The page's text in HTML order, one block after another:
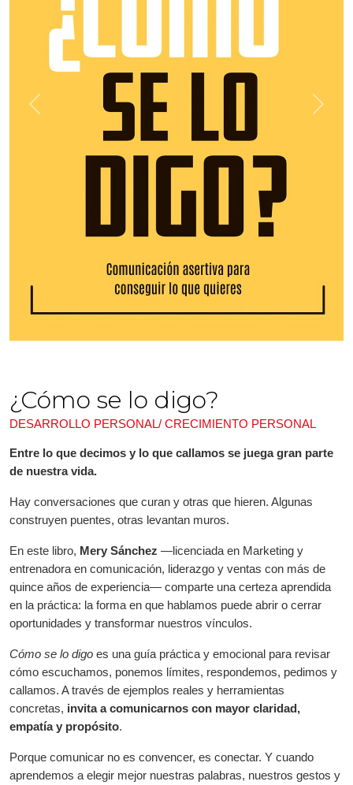
Previous Next
¿Cómo se lo digo?
DESARROLLO PERSONAL/ CRECIMIENTO PERSONAL
Entre lo que decimos y lo que callamos se juega gran parte
de nuestra vida.
Hay conversaciones que curan y otras que hieren. Algunas
construyen puentes, otras levantan muros.
En este libro, Mery Sánchez —licenciada en Marketing y
entrenadora en comunicación, liderazgo y ventas con más de
quince años de experiencia— comparte una certeza aprendida
en la práctica: la forma en que hablamos puede abrir o cerrar
oportunidades y transformar nuestros vínculos.
Cómo se lo digo es una guía práctica y emocional para revisar
cómo escuchamos, ponemos límites, respondemos, pedimos y
callamos. A través de ejemplos reales y herramientas
concretas, invita a comunicarnos con mayor claridad,
empatía y propósito.
Porque comunicar no es convencer, es conectar. Y cuando
aprendemos a elegir mejor nuestras palabras, nuestros gestos y